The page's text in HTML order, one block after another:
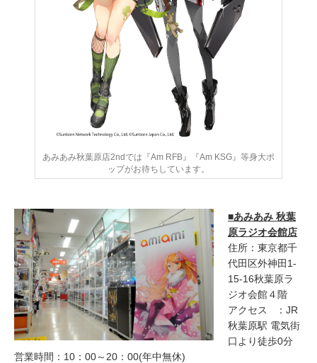
あみあみ秋葉原店2ndでは『Am RFB』『Am KSG』等身大ポ
ップがお待ちしています。
■あみあみ 秋葉
原ラジオ会館店
住所：東京都千
代田区外神田1-
15-16秋葉原ラ
ジオ会館４階
アクセス ：JR
秋葉原駅 電気街
口より徒歩0分
営業時間：10：00～20：00(年中無休)